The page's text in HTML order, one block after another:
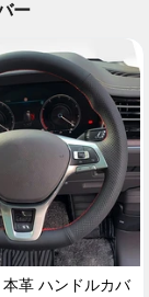
ー
革 ハンドルカバ